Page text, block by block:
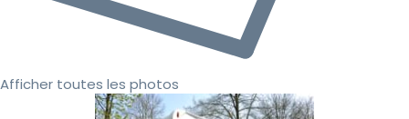
Afficher toutes les photos